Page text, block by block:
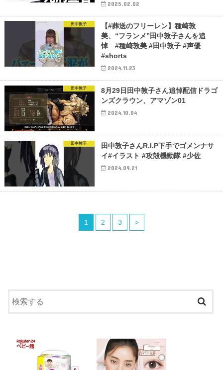
2025.02.02
田中敦子
【#葬送のフリーレン】種崎敦
美、“フランメ”田中敦子さんを追
悼 #種崎敦美 #田中敦子 #声優
#shorts
2024.11.23
田中敦子
8月29日田中敦子さん追悼配信ドラゴ
ンズクラウン、アマゾン01
2024.10.04
田中敦子
田中敦子さんR.I.P下手でゴメンナサ
イ#イラスト #攻殻機動隊 #少佐
2024.09.21
1 2 3 >